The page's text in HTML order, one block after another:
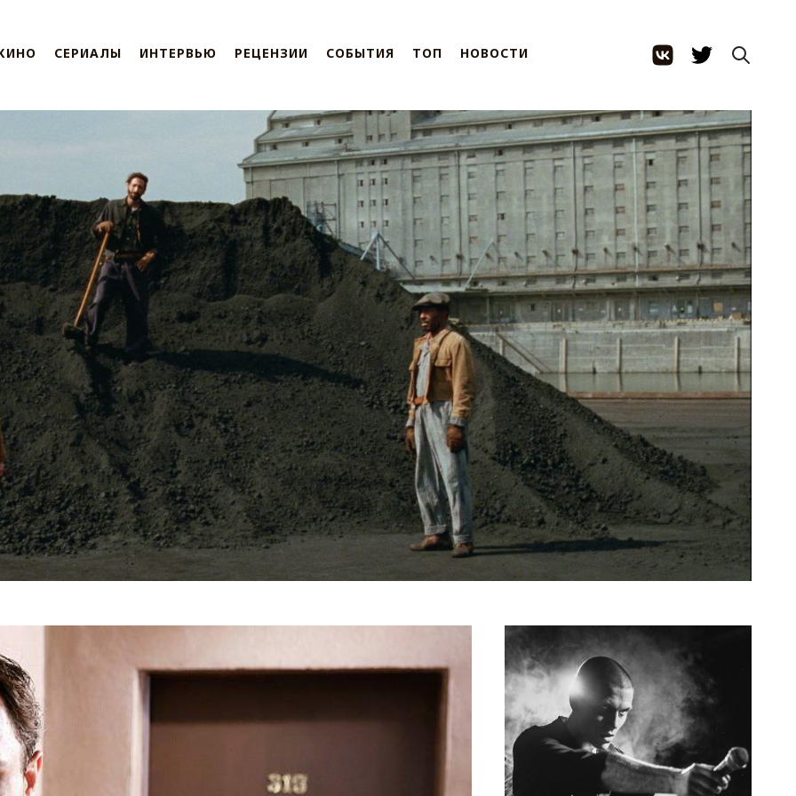
СЕРИАЛЫ ИНТЕРВЬЮ РЕЦЕНЗИИ СОБЫТИЯ ТОП НОВОСТИ